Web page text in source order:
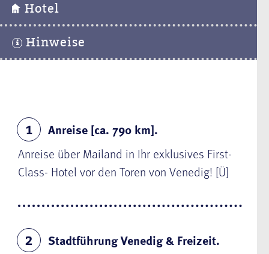
Hotel
Hinweise
1
Anreise [ca. 790 km].
Anreise über Mailand in Ihr exklusives First-
Class- Hotel vor den Toren von Venedig! [Ü]
2
Stadtführung Venedig & Freizeit.